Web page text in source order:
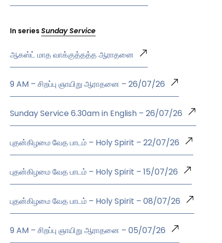
In series Sunday Service
ஆகஸ்ட் மாத வாக்குத்தத்த ஆராதனை
9 AM – சிறப்பு ஞாயிறு ஆராதனை – 26/07/26
Sunday Service 6.30am in English – 26/07/26
புதன்கிழமை வேத பாடம் – Holy Spirit – 22/07/26
புதன்கிழமை வேத பாடம் – Holy Spirit – 15/07/26
புதன்கிழமை வேத பாடம் – Holy Spirit – 08/07/26
9 AM – சிறப்பு ஞாயிறு ஆராதனை – 05/07/26